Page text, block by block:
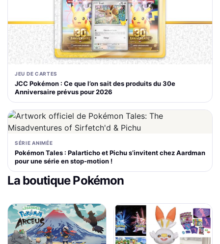
JEU DE CARTES
JCC Pokémon : Ce que l’on sait des produits du 30e
Anniversaire prévus pour 2026
SÉRIE ANIMÉE
Pokémon Tales : Palarticho et Pichu s’invitent chez Aardman
pour une série en stop-motion !
La boutique Pokémon